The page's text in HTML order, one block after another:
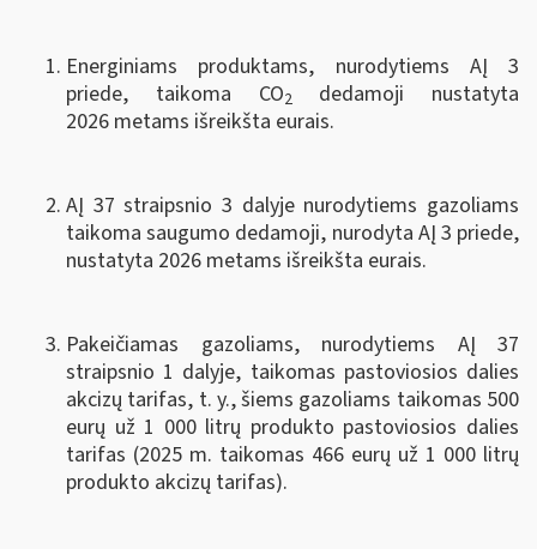
Energiniams produktams, nurodytiems AĮ 3
priede, taikoma CO2
dedamoji nustatyta
2026 metams išreikšta eurais.
AĮ 37 straipsnio 3 dalyje nurodytiems gazoliams
taikoma saugumo dedamoji, nurodyta AĮ 3 priede,
nustatyta 2026 metams išreikšta eurais.
Pakeičiamas gazoliams, nurodytiems AĮ 37
straipsnio 1 dalyje, taikomas pastoviosios dalies
akcizų tarifas, t. y., šiems gazoliams taikomas 500
eurų už 1 000 litrų produkto pastoviosios dalies
tarifas (2025 m. taikomas 466 eurų už 1 000 litrų
produkto akcizų tarifas).